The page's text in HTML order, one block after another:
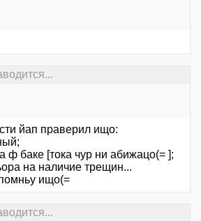
йап праверил ищо:
ф баке [тока чур ни абижацо(= ];
на наличие трещин...
ищо(=